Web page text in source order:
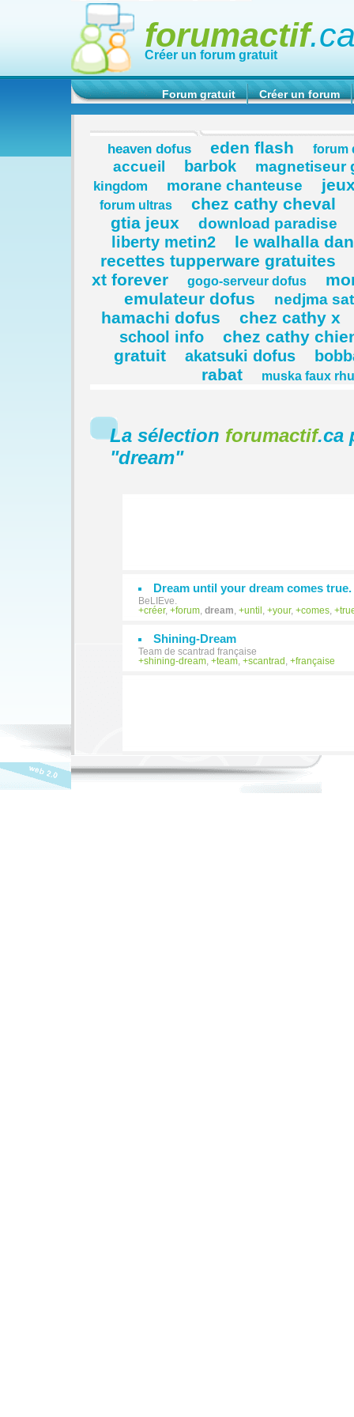
forumactif
Créer un forum gratuit
Forum gratuit Créer un forum
heaven dofus eden flash forum
accueil barbok magnetiseur
kingdom morane chanteuse
forum ultras
chez cathy cheval
gtia jeux
download paradise
liberty metin2
le walhalla
recettes tupperware gratuites
xt forever
gogo-serveur dofus
emulateur dofus
nedjma sat
hamachi dofus chez cathy x
school info
chez cathy
gratuit
akatsuki dofus
rabat muska faux
La sélection forumactif.ca
"dream"
Dream until your dream comes true.
BeLIEve.
créer, forum dream until your, comes
Shining-Dream
Team de scantrad française
shining-dream
team scantrad française